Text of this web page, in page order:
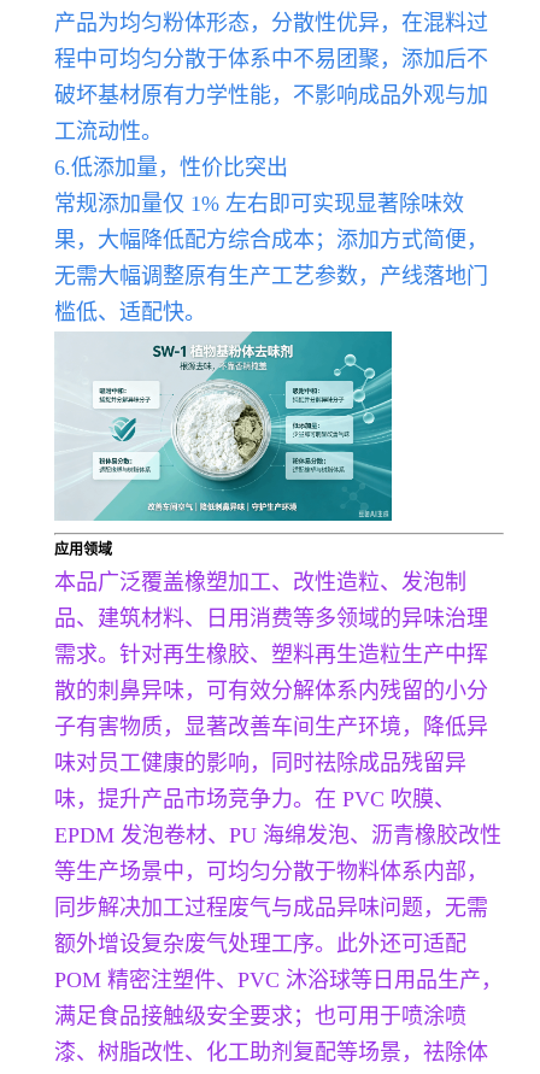
产品为均匀粉体形态，分散性优异，在混料过
程中可均匀分散于体系中不易团聚，添加后不
破坏基材原有力学性能，不影响成品外观与加
工流动性。
6.低添加量，性价比突出
常规添加量仅 1% 左右即可实现显著除味效
果，大幅降低配方综合成本；添加方式简便，
无需大幅调整原有生产工艺参数，产线落地门
槛低、适配快。
应用领域
本品广泛覆盖橡塑加工、改性造粒、发泡制
品、建筑材料、日用消费等多领域的异味治理
需求。针对再生橡胶、塑料再生造粒生产中挥
散的刺鼻异味，可有效分解体系内残留的小分
子有害物质，显著改善车间生产环境，降低异
味对员工健康的影响，同时祛除成品残留异
味，提升产品市场竞争力。在 PVC 吹膜、
EPDM 发泡卷材、PU 海绵发泡、沥青橡胶改性
等生产场景中，可均匀分散于物料体系内部，
同步解决加工过程废气与成品异味问题，无需
额外增设复杂废气处理工序。此外还可适配
POM 精密注塑件、PVC 沐浴球等日用品生产，
满足食品接触级安全要求；也可用于喷涂喷
漆、树脂改性、化工助剂复配等场景，祛除体